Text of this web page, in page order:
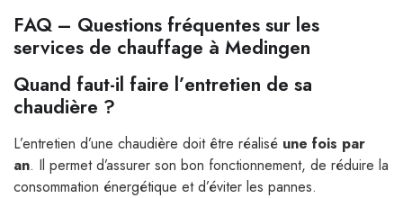
FAQ – Questions fréquentes sur les
services de chauffage à Medingen
Quand faut-il faire l’entretien de sa
chaudière ?
L’entretien d’une chaudière doit être réalisé une fois par
an. Il permet d’assurer son bon fonctionnement, de réduire la
consommation énergétique et d’éviter les pannes.